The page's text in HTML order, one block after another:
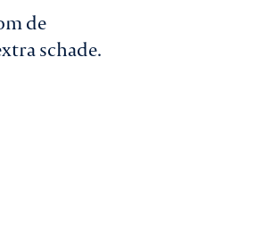
de
schade.